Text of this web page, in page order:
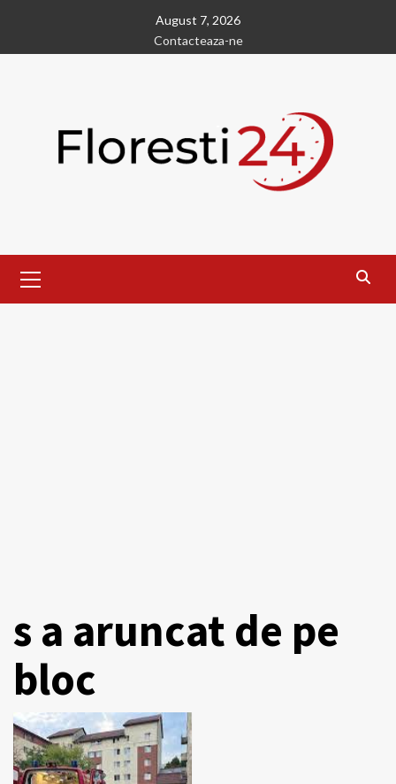
content
August 7, 2026
Contacteaza-ne
Menu
s a aruncat de pe
bloc